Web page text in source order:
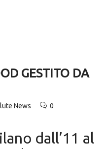
GESTITO DA
News 0
dall’11 al